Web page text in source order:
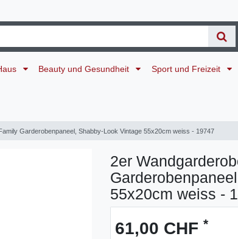
Beauty und Gesundheit Sport und Freizeit
Garderobenpaneel, Shabby-Look Vintage 55x20cm weiss - 19747
2er
55x20cm weiss -
61,00 CHF *